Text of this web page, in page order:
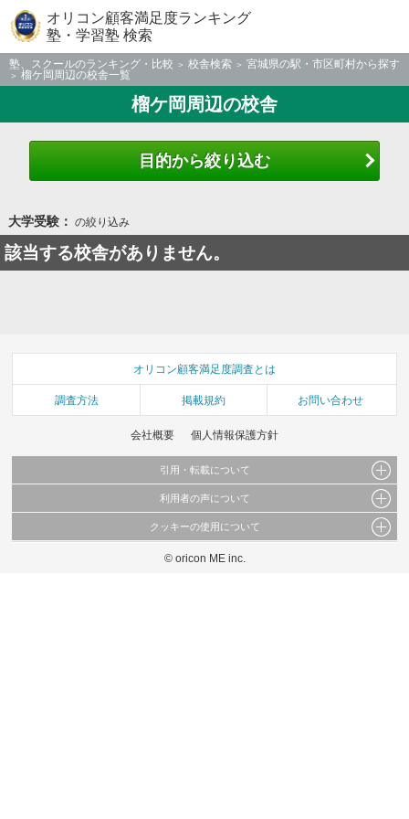
オリコン顧客満足度ランキング
塾・学習塾 検索
塾、スクールのランキング・比較 校舎検索
宮城県の駅・市区町村から探す
榴ケ岡周辺の校舎一覧
榴ケ岡周辺の校舎
目的から絞り込む
大学受験： の絞り込み
該当する校舎がありません。
オリコン顧客満足度調査とは
調査方法 掲載規約 お問い合わせ
会社概要 個人情報保護方針
引用・転載について
当サイトで公開されている情報（文字、写真、イラスト、画像データ等）及びこれらの配
これらの情報を権利者の許可なく無断転載・複製などの二次利用を行うことは固く禁じて
利用者の声について
当サイトに掲載している内容はすべてサービスの利用者が提出された見解・感想です。
弊社の見解・ 意見ではないことをご理解いただいた上でご覧ください。
クッキーの使用について
このサイトでは Cookie を使用して、ユーザーに合わせたコンテンツや広告の表示、ソー
© oricon ME inc.